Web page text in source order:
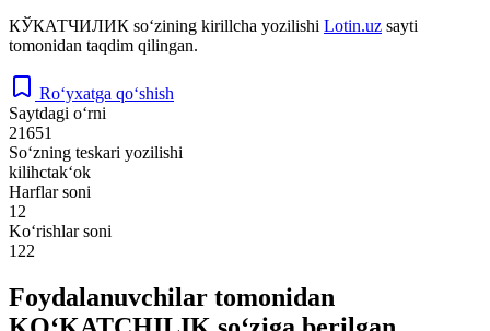
КЎКАТЧИЛИК so‘zining kirillcha yozilishi Lotin.uz sayti
tomonidan taqdim qilingan.
Ro‘yxatga qo‘shish
Saytdagi o‘rni
21651
So‘zning teskari yozilishi
kilihctak‘ok
Harflar soni
12
Ko‘rishlar soni
122
Foydalanuvchilar tomonidan